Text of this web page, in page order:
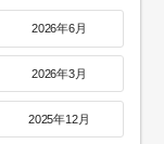
2026年6月
2026年3月
2025年12月